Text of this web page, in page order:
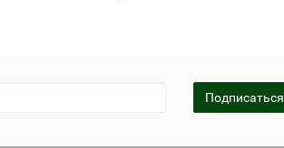
Подписаться